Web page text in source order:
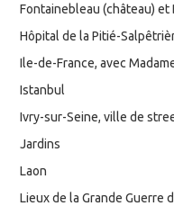
Fontainebleau (château) et
Hôpital de la Pitié-
Ile-de-France, avec
Istanbul
Ivry-sur-Seine, ville de
Jardins
Laon
Lieux de la Grande Guerre